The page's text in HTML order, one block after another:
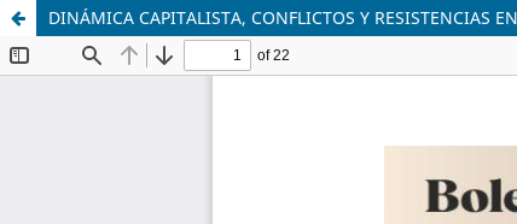
DINÁMICA CAPITALISTA, CONFLICTOS Y RESISTENCIAS